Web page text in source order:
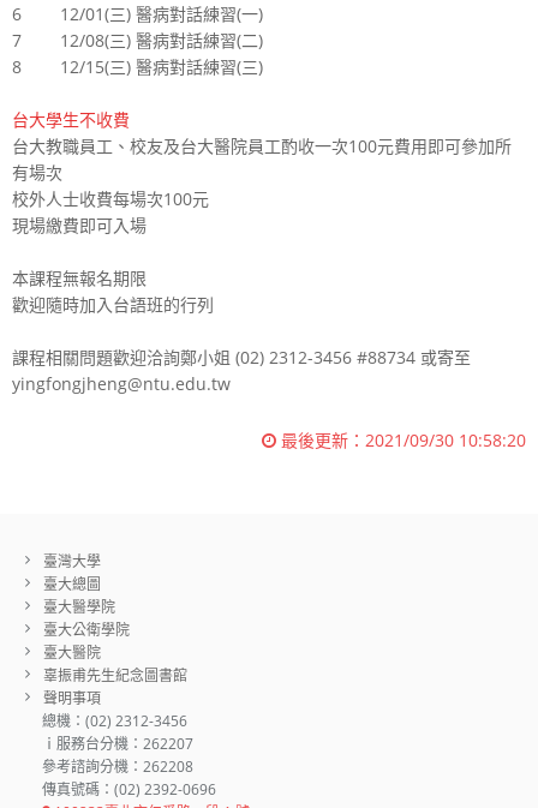
6
12/01(三) 醫病對話練習(一)
7
12/08(三) 醫病對話練習(二)
8
12/15(三) 醫病對話練習(三)
台大學生不收費
台大教職員工、校友及台大醫院員工酌收一次100元費用即可參加所
有場次
校外人士收費每場次100元
現場繳費即可入場
本課程無報名期限
歡迎隨時加入台語班的行列
課程相關問題歡迎洽詢鄭小姐 (02) 2312-3456 #88734 或寄至
yingfongjheng@ntu.edu.tw
最後更新： 2021/09/30 10:58:20
臺灣大學
臺大總圖
臺大醫學院
臺大公衛學院
臺大醫院
辜振甫先生紀念圖書館
聲明事項
總機：(02) 2312-3456
ｉ服務台分機：262207
參考諮詢分機：262208
傳真號碼：(02) 2392-0696